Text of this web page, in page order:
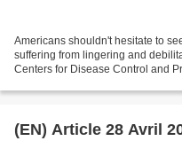
Americans shouldn't hesitate to
suffering from lingering and
Centers for Disease Control and
(EN) Article 28 Avril